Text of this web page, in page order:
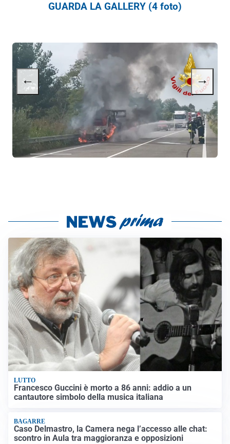
GUARDA LA GALLERY (4 foto)
← →
LUTTO
Francesco Guccini è morto a 86 anni: addio a un
cantautore simbolo della musica italiana
BAGARRE
Caso Delmastro, la Camera nega l’accesso alle chat:
scontro in Aula tra maggioranza e opposizioni